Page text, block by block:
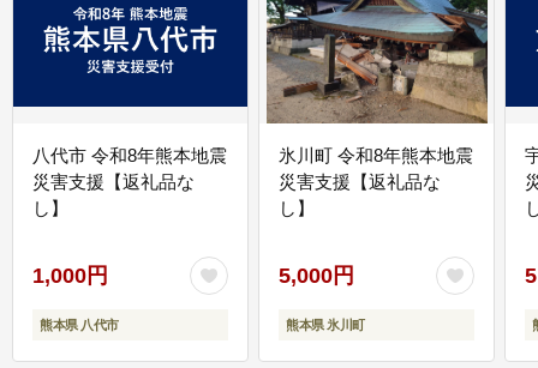
八代市 令和8年熊本地震
災害支援【返礼品な
し】
1,000円
熊本県 八代市
氷川町 令和8年熊本地震
災害支援【返礼品な
し】
5,000円
熊本県 氷川町